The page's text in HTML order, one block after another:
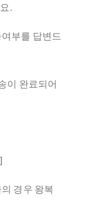
.
부를 답변드
이 완료되어
경우 왕복